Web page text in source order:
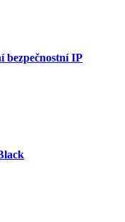
bezpečnostní IP